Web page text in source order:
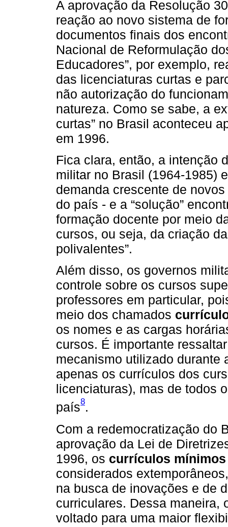
A aprovação da Resolução
reação ao novo sistema de
documentos finais dos
Nacional de Reformulação
Educadores”, por exemplo,
das licenciaturas curtas e
não autorização do
natureza. Como se sabe, a
curtas” no Brasil aconteceu
em 1996.
Fica clara, então, a intenção
militar no Brasil (1964-1985)
demanda crescente de
do país - e a “solução”
formação docente por meio
cursos, ou seja, da criação
polivalentes”.
Além disso, os governos
controle sobre os cursos
professores em particular,
meio dos chamados
os nomes e as cargas
cursos. É importante
mecanismo utilizado durante
apenas os currículos dos
licenciaturas), mas de todos
país8.
Com a redemocratização do
aprovação da Lei de
1996, os currículos mínimos
considerados
na busca de inovações e de
curriculares. Dessa maneira,
voltado para uma maior